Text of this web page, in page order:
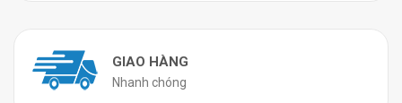
GIAO HÀNG
Nhanh chóng